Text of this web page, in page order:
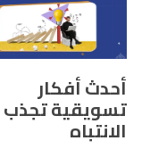
أحدث أفكار
تسويقية تجذب
الانتباه